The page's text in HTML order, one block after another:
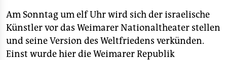
epaper login
Am Sonntag um elf Uhr wird sich der israelische
Künstler vor das Weimarer Nationaltheater stellen
und seine Version des Weltfriedens verkünden.
Einst wurde hier die Weimarer Republik